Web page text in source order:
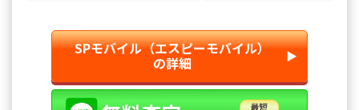
心して取引できました。
SPモバイル（エスピーモバイル）
の詳細 ▶︎